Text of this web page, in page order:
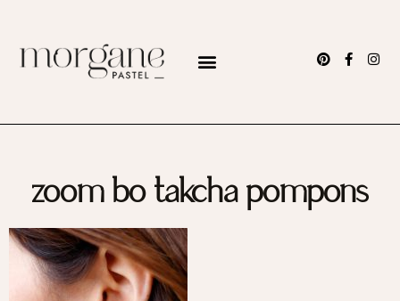
zoom bo takcha pompons